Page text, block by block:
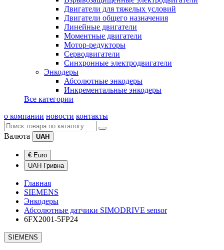
Двигатели для тяжелых условий
Двигатели общего назначения
Линейные двигатели
Моментные двигатели
Мотор-редукторы
Серводвигатели
Синхронные электродвигатели
Энкодеры
Абсолютные энкодеры
Инкрементальные энкодеры
Все категории
о компании новости контакты
Валюта UAH
€ Euro
UAH Гривна
Главная
SIEMENS
Энкодеры
Абсолютные датчики SIMODRIVE sensor
6FX2001-5FP24
SIEMENS